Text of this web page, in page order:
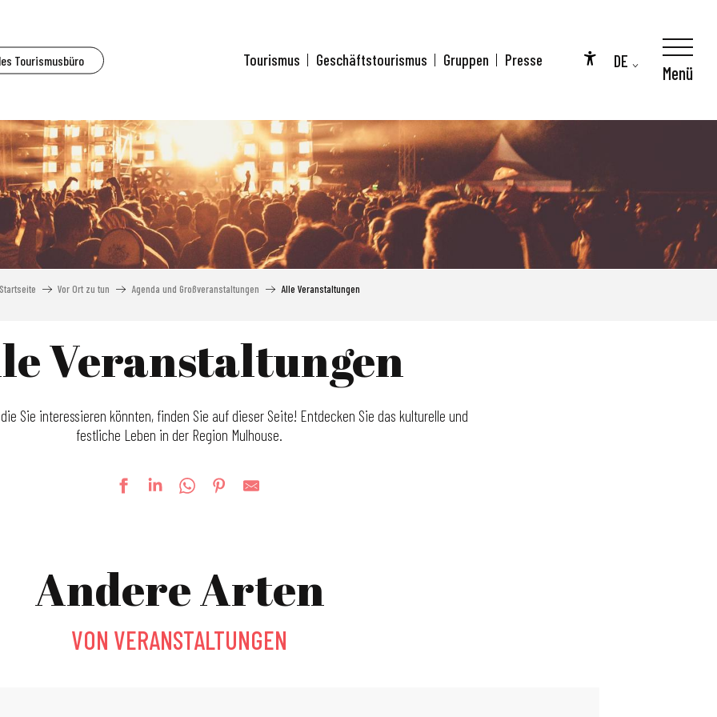
Tourismusbüro
Accessibilité
DE
Tourismus Geschäftstourismus Gruppen Presse
Menü
Startseite Vor Ort zu tun Agenda und Großveranstaltungen Alle Veranstaltungen
Veranstaltungen
Sie interessieren könnten, finden Sie auf dieser Seite! Entdecken Sie das kulturelle und
festliche Leben in der Region Mulhouse.
Andere Arten
VON VERANSTALTUNGEN